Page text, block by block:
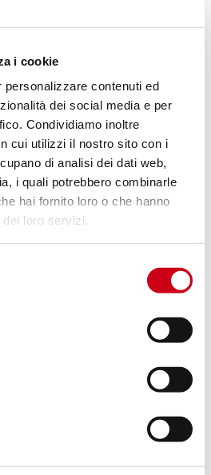
i cookie
contenuti ed
dei social media e per
Condividiamo inoltre
cui utilizzi il nostro sito con i
di analisi dei dati web,
i quali potrebbero combinarle
hai fornito loro o che hanno
loro servizi.